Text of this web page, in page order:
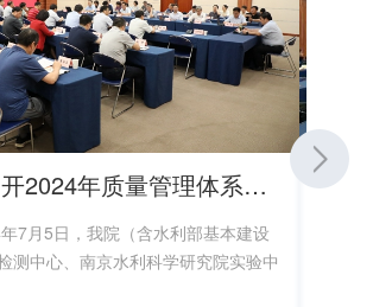
我院召开2024年质量管理体系管理评审会议
7月5日，我院（含水利部基本建设
测中心、南京水利科学研究院实验中